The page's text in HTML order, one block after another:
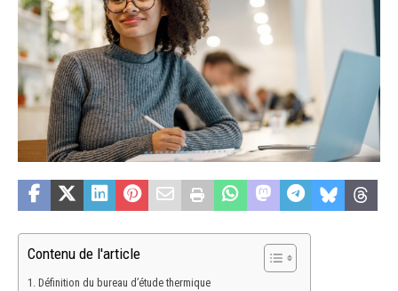
Contenu de l'article
Définition du bureau d’étude thermique